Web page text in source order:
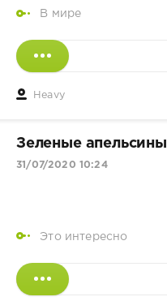
В мире
Heavy
Зеленые апельсины
31/07/2020 10:24
Это интересно